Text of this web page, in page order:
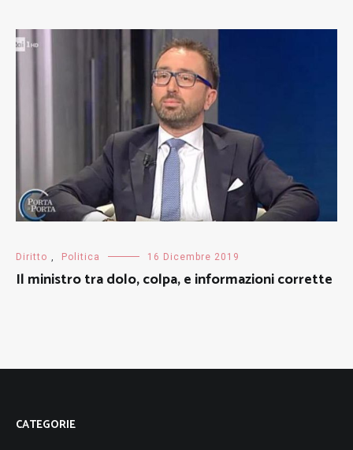
Diritto , Politica 16 Dicembre 2019
Il ministro tra dolo, colpa, e informazioni corrette
CATEGORIE